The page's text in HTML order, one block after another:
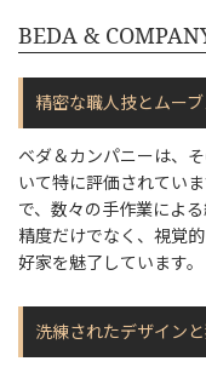
BEDA &
精密な職人技とムー
ベダ＆カンパニーは、
いて特に評価されてい
で、数々の手作業によ
精度だけでなく、視覚
好家を魅了しています。
洗練されたデザイン